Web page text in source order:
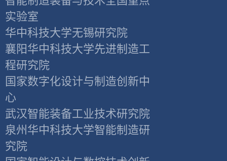
实验室
华中科技大学无锡研究院
襄阳华中科技大学先进制造工
程研究院
国家数字化设计与制造创新中
心
武汉智能装备工业技术研究院
泉州华中科技大学智能制造研
究院